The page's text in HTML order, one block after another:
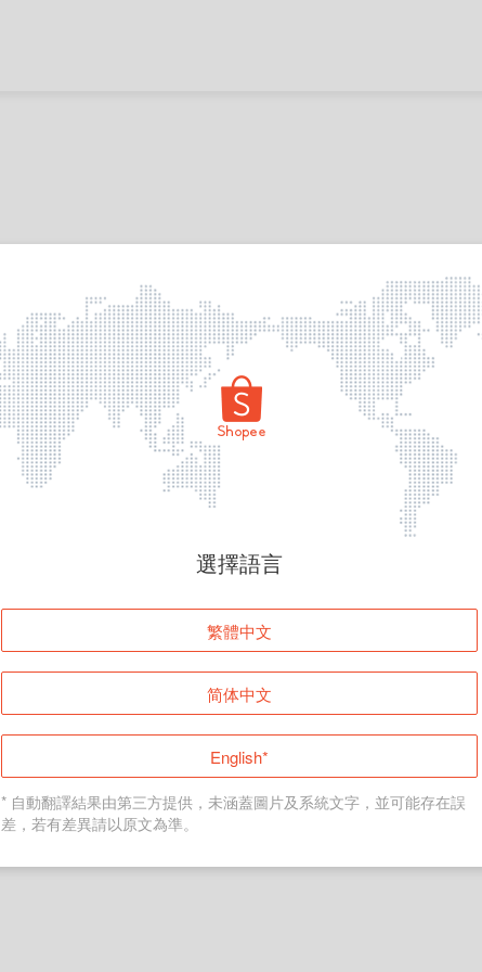
頁面無法顯示
登入
返回首頁
選擇語言
繁體中文
简体中文
English*
* 自動翻譯結果由第三方提供，未涵蓋圖片及系統文字，並可能存在誤
差，若有差異請以原文為準。